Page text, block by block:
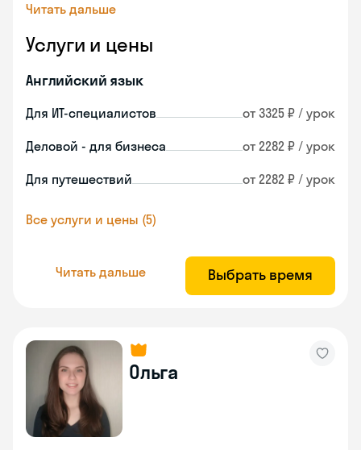
Читать дальше
Услуги и цены
Английский язык
Для ИТ-специалистов от 3325 ₽ / урок
Деловой - для бизнеса от 2282 ₽ / урок
Для путешествий от 2282 ₽ / урок
Все услуги и цены (5)
Читать дальше Выбрать время
Ольга